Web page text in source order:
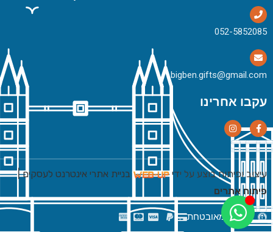
bigben.gifts@gmail.com
עקבו אחרינו
עיצוב ופיתוח בוצע על ידי בניית אתרי אינטרנט לעסקים|
פיתוח אתרים
רכישה מאובטחת